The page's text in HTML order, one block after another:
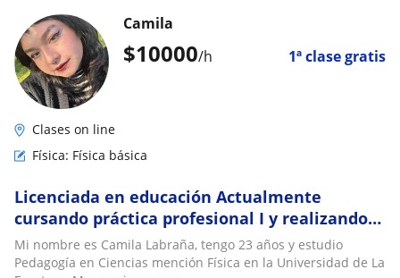
$10000/h 1ª clase gratis
Camila
Clases on line
Física: Física básica
Licenciada en educación Actualmente
cursando práctica profesional I y realizando
clases en PROENTA
Mi nombre es Camila Labraña, tengo 23 años y estudio
Pedagogía en Ciencias mención Física en la Universidad de La